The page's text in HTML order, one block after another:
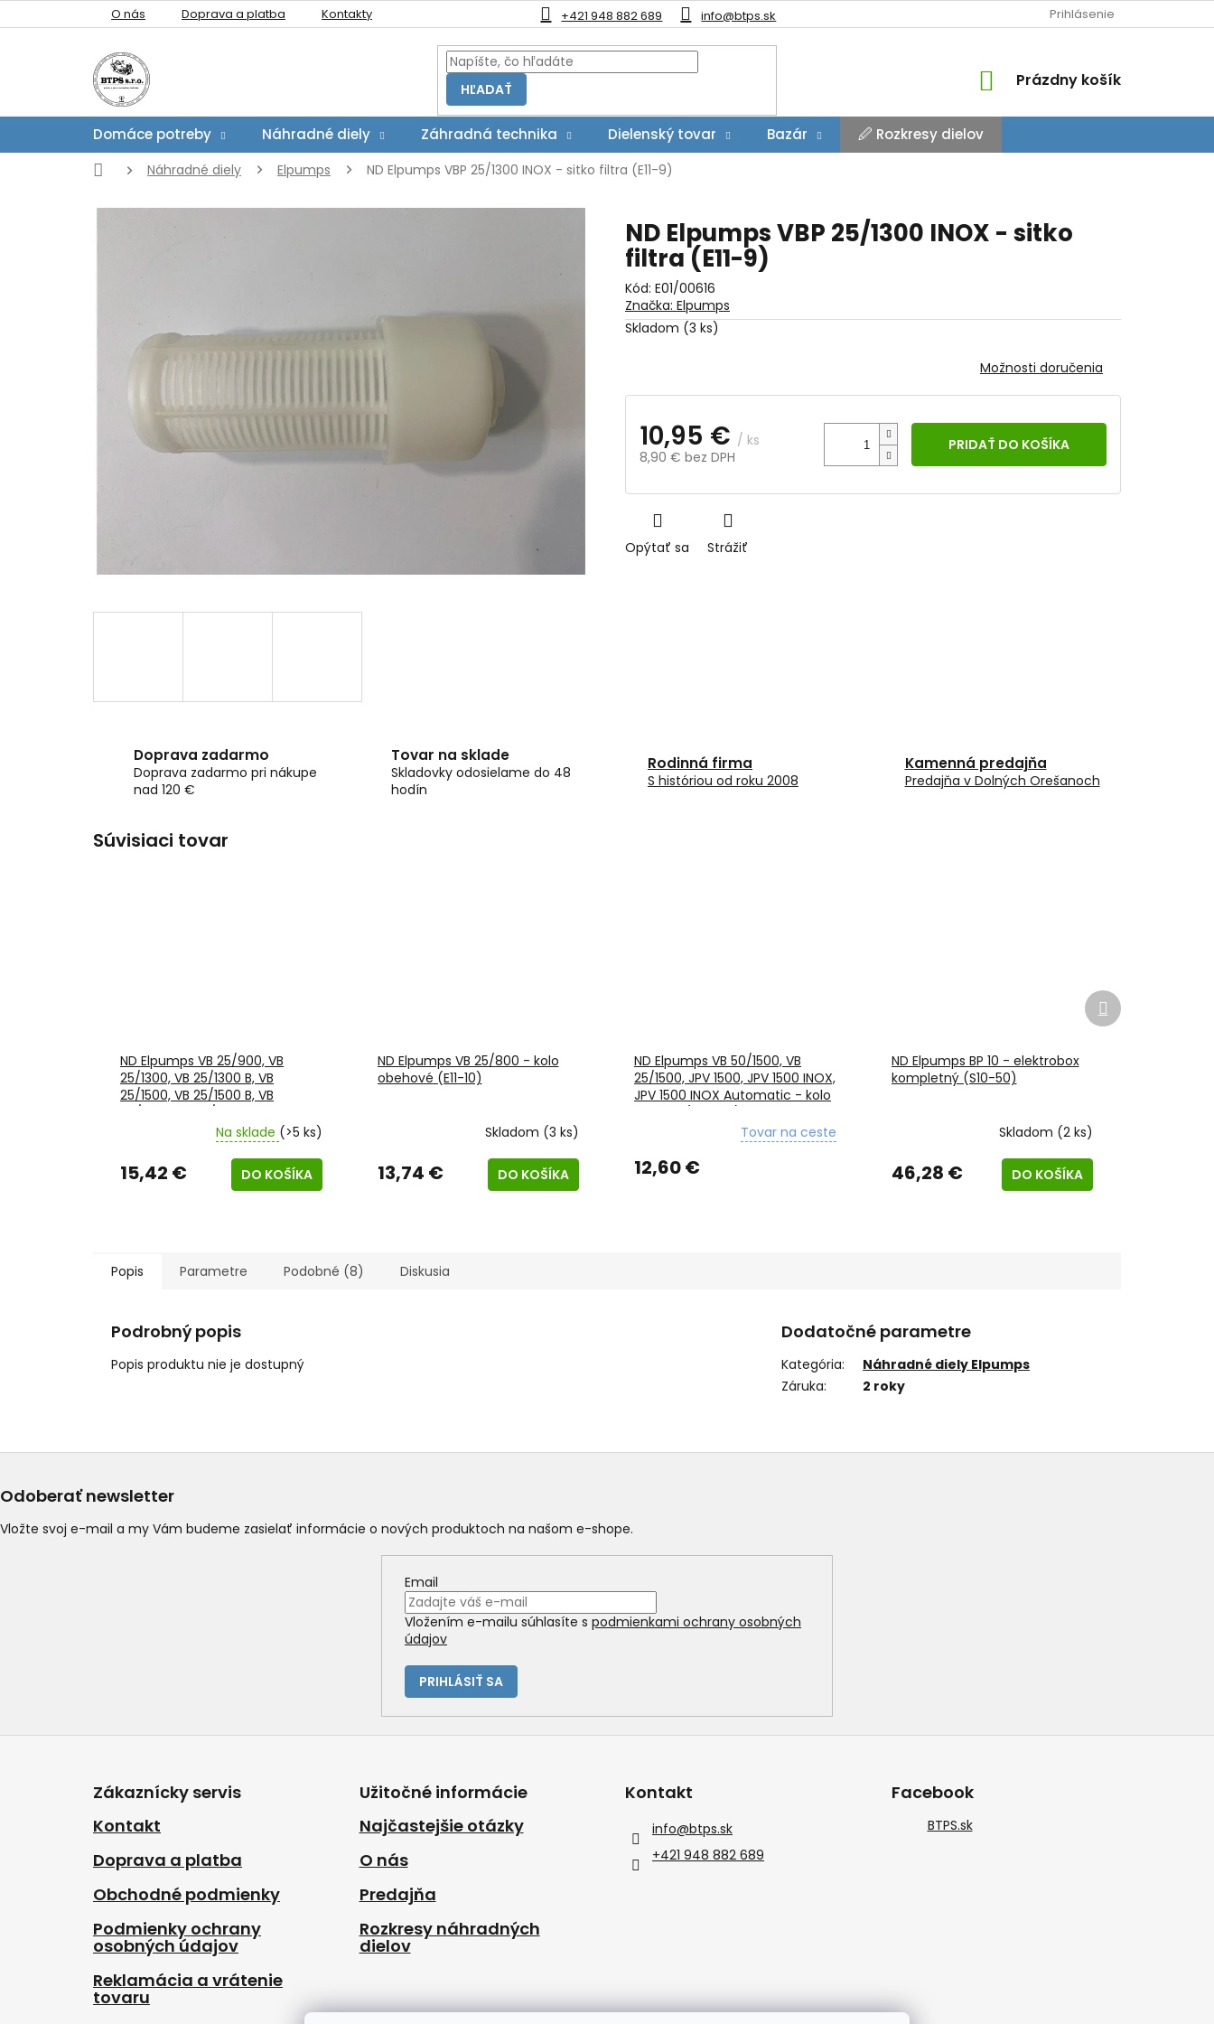
na
+421 948 882 689 info@btps.sk
O nás Doprava a platba Kontakty Prihlásenie
HĽADAŤ
NÁKUPNÝ
Prázdny košík
Domáce potreby Náhradné diely Záhradná technika Dielenský tovar Bazár 🖉 Rozkresy dielov
DomovNáhradné diely Elpumps ND Elpumps VBP 25/1300 INOX - sitko filtra (E11-9)
ND Elpumps VBP 25/1300 INOX - sitko
filtra (E11-9)
Kód: E01/00616
Skladom (3 ks)
Možnosti doručenia
10,95 € / ks
8,90 € bez DPH
cena:
PRIDAŤ DO KOŠÍKA
Opýtať sa Strážiť
Značka: Elpumps
Doprava zadarmo
Doprava zadarmo pri nákupe
nad 120 €
Tovar na sklade
Skladovky odosielame do 48
hodín
Rodinná firma
S históriou od roku 2008
Kamenná predajňa
Predajňa v Dolných Orešanoch
Súvisiaci tovar
ND Elpumps VB 25/900, VB
25/1300, VB 25/1300 B, VB
25/1500, VB 25/1500 B, VB
JPV 1300 B, JPV 1500, JPV 1500 B
- madlo, rozteč skrutky 13,5cm
(DO2-6)
Na sklade (>5 ks)
15,42 € DO KOŠÍKA
ND Elpumps VB 25/800 - kolo
obehové (E11-10)
Skladom (3 ks)
13,74 € DO KOŠÍKA
ND Elpumps VB 50/1500, VB
25/1500, JPV 1500, JPV 1500 INOX,
JPV 1500 INOX Automatic - kolo
Tovar na ceste
12,60 €
ND Elpumps BP 10 - elektrobox
kompletný (S10-50)
Skladom (2 ks)
46,28 € DO KOŠÍKA
Ďalší
produkt
Popis Parametre Podobné (8) Diskusia
Podrobný popis
Popis produktu nie je dostupný
Dodatočné parametre
Kategória:
Náhradné diely Elpumps
Záruka: 2 roky
Odoberať newsletter
Vložte svoj e-mail a my Vám budeme zasielať informácie o nových produktoch na našom e-shope.
Email
Vložením e-mailu súhlasíte s podmienkami ochrany osobných
údajov
PRIHLÁSIŤ SA
Zákaznícky servis
Kontakt
Doprava a platba
Obchodné podmienky
Podmienky ochrany
osobných údajov
Reklamácia a vrátenie
tovaru
Užitočné informácie
Najčastejšie otázky
O nás
Predajňa
Rozkresy náhradných
dielov
Kontakt
info@btps.sk
+421 948 882 689
Facebook
BTPS.sk